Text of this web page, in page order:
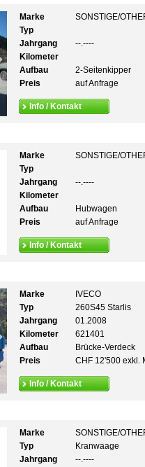
Marke
SONSTIGE/
Typ
Jahrgang
--.----
Kilometer
Aufbau
2-Seitenkipper
Preis
auf Anfrage
Info / Kontakt
Marke
SONSTIGE/
Typ
Jahrgang
--.----
Kilometer
Aufbau
Hubwagen
Preis
auf Anfrage
Info / Kontakt
Marke
IVECO
Typ
260S45 Starlis
Jahrgang
01.2008
Kilometer
621401
Aufbau
Brücke-Verdeck
Preis
CHF 12'500 exkl.
Info / Kontakt
Marke
SONSTIGE/
Typ
Kranwaage
Jahrgang
--.----